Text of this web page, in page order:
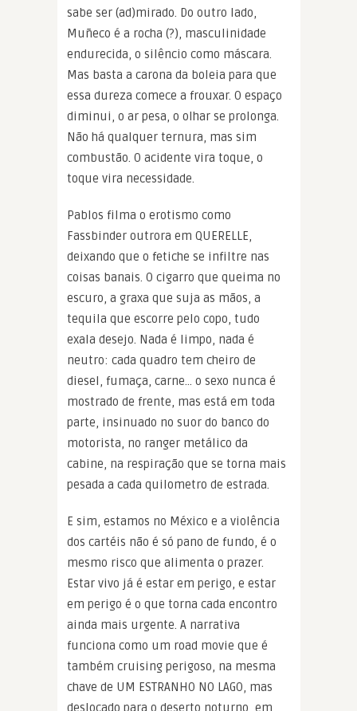
sabe ser (ad)mirado. Do outro lado,
Muñeco é a rocha (?), masculinidade
endurecida, o silêncio como máscara.
Mas basta a carona da boleia para que
essa dureza comece a frouxar. O espaço
diminui, o ar pesa, o olhar se prolonga.
Não há qualquer ternura, mas sim
combustão. O acidente vira toque, o
toque vira necessidade.
Pablos filma o erotismo como
Fassbinder outrora em QUERELLE,
deixando que o fetiche se infiltre nas
coisas banais. O cigarro que queima no
escuro, a graxa que suja as mãos, a
tequila que escorre pelo copo, tudo
exala desejo. Nada é limpo, nada é
neutro: cada quadro tem cheiro de
diesel, fumaça, carne… o sexo nunca é
mostrado de frente, mas está em toda
parte, insinuado no suor do banco do
motorista, no ranger metálico da
cabine, na respiração que se torna mais
pesada a cada quilometro de estrada.
E sim, estamos no México e a violência
dos cartéis não é só pano de fundo, é o
mesmo risco que alimenta o prazer.
Estar vivo já é estar em perigo, e estar
em perigo é o que torna cada encontro
ainda mais urgente. A narrativa
funciona como um road movie que é
também cruising perigoso, na mesma
chave de UM ESTRANHO NO LAGO, mas
deslocado para o deserto noturno, em